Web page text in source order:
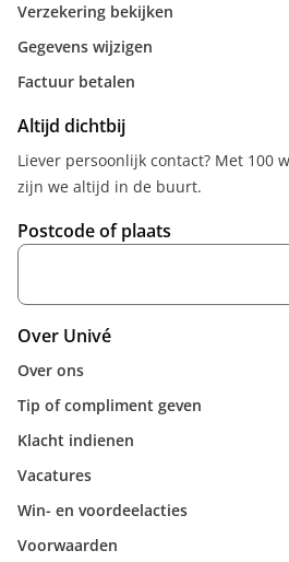
Verzekering bekijken
Gegevens wijzigen
Factuur betalen
Altijd dichtbij
Liever persoonlijk contact? Met 100
zijn we altijd in de buurt.
Postcode of plaats
Over Univé
Over ons
Tip of compliment geven
Klacht indienen
Vacatures
Win- en voordeelacties
Voorwaarden